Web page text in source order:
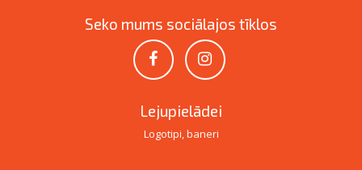
Seko mums sociālajos tīklos
Lejupielādei
Logotipi, baneri